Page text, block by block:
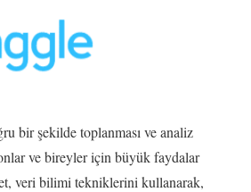
bir şekilde toplanması ve analiz
ve bireyler için büyük faydalar
veri bilimi tekniklerini kullanarak,